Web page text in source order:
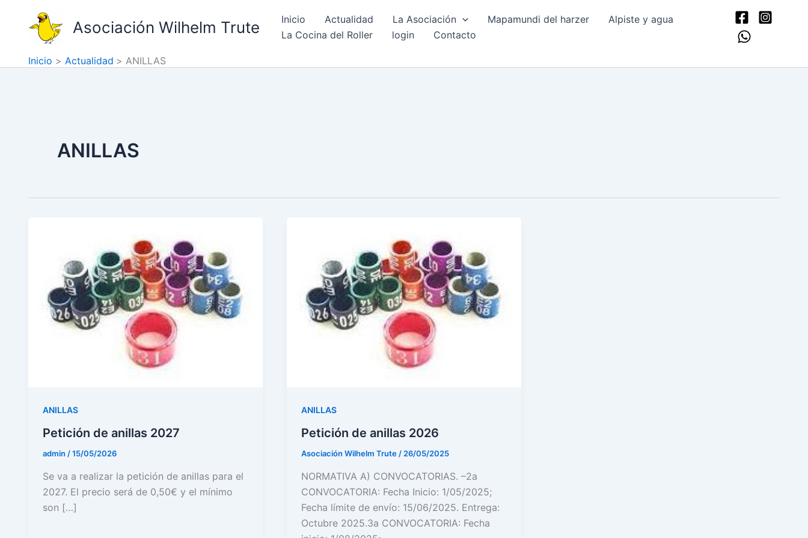
contenido
Asociación Wilhelm Trute Inicio Actualidad La Asociación Mapamundi del harzer
Alpiste y agua
La Cocina del Roller
login Contacto
Inicio Actualidad ANILLAS
ANILLAS
ANILLAS
Petición de anillas 2027
admin /15/05/2026
Se va a realizar la petición de anillas para el
2027. El precio será de 0,50€ y el mínimo
son […]
ANILLAS
Petición de anillas 2026
Asociación Wilhelm Trute/26/05/2025
NORMATIVA A) CONVOCATORIAS. –2a
CONVOCATORIA: Fecha Inicio: 1/05/2025;
Fecha límite de envío: 15/06/2025. Entrega:
Octubre 2025.3a CONVOCATORIA: Fecha